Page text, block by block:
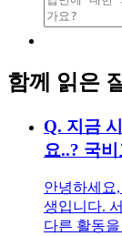
함께 읽은
Q. 지금
요..? 국
안녕하세요
생입니다.
다른 활동